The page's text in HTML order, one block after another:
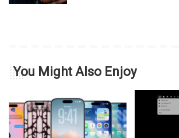
You Might Also Enjoy